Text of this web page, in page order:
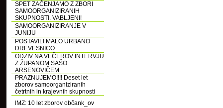
SPET ZAČENJAMO Z ZBORI
SAMOORGANIZIRANIH
SKUPNOSTI. VABLJENI!
SAMOORGANIZIRANJE V
JUNIJU
POSTAVILI MALO URBANO
DREVESNICO
ODZIV NA VEČEROV INTERVJU
Z ŽUPANOM SAŠO
ARSENOVIČEM
PRAZNUJEMO!!!! Deset let
zborov samoorganiziranih
četrtnih in krajevnih skupnosti
IMZ: 10 let zborov občank_ov